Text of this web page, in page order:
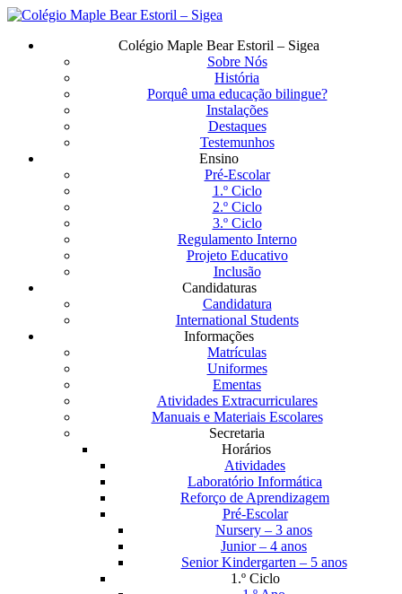
Saltar
Menu
Colégio Maple Bear Estoril – Sigea
Sobre Nós
História
Porquê uma educação bilingue?
Instalações
Destaques
Testemunhos
Ensino
Pré-Escolar
1.º Ciclo
2.º Ciclo
3.º Ciclo
Regulamento Interno
Projeto Educativo
Inclusão
Candidaturas
Candidatura
International Students
Informações
Matrículas
Uniformes
Ementas
Atividades Extracurriculares
Manuais e Materiais Escolares
Secretaria
Horários
Atividades
Laboratório Informática
Reforço de Aprendizagem
Pré-Escolar
Nursery – 3 anos
Junior – 4 anos
Senior Kindergarten – 5 anos
1.º Ciclo